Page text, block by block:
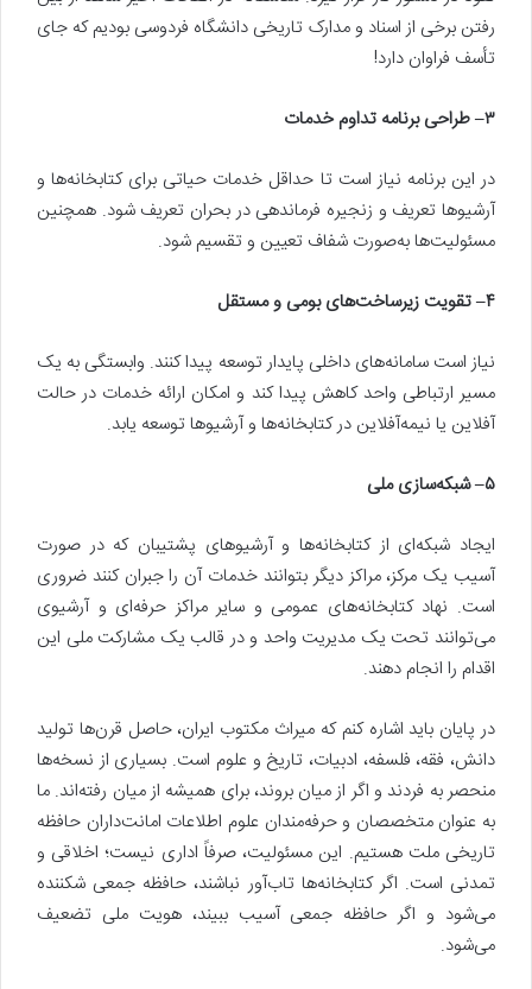
رفتن برخی از اسناد و مدارک تاریخی دانشگاه فردوسی بودیم که جای
تأسف فراوان دارد!
۳–طراحی برنامه تداوم خدمات
در این برنامه نیاز است تا حداقل خدمات حیاتی برای کتابخانه‌ها و
آرشیوها تعریف و زنجیره فرماندهی در بحران تعریف شود. همچنین
مسئولیت‌ها به‌صورت شفاف تعیین و تقسیم شود.
۴–تقویت زیرساخت‌های بومی و مستقل
نیاز است سامانه‌های داخلی پایدار توسعه پیدا کنند. وابستگی به یک
مسیر ارتباطی واحد کاهش پیدا کند و امکان ارائه خدمات در حالت
آفلاین یا نیمه‌آفلاین در کتابخانه‌ها و آرشیوها توسعه یابد.
۵–شبکه‌سازی ملی
ایجاد شبکه‌ای از کتابخانه‌ها و آرشیوهای پشتیبان که در صورت
آسیب یک مرکز، مراکز دیگر بتوانند خدمات آن را جبران کنند ضروری
است. نهاد کتابخانه‌های عمومی و سایر مراکز حرفه‌ای و آرشیوی
می‌توانند تحت یک مدیریت واحد و در قالب یک مشارکت ملی این
اقدام را انجام دهند.
در پایان باید اشاره کنم که میراث مکتوب ایران، حاصل قرن‌ها تولید
دانش، فقه، فلسفه، ادبیات، تاریخ و علوم است. بسیاری از نسخه‌ها
منحصر به فردند و اگر از میان بروند، برای همیشه از میان رفته‌اند. ما
به عنوان متخصصان و حرفه‌مندان علوم اطلاعات امانت‌داران حافظه
تاریخی ملت هستیم. این مسئولیت، صرفاً اداری نیست؛ اخلاقی و
تمدنی است. اگر کتابخانه‌ها تاب‌آور نباشند، حافظه جمعی شکننده
می‌شود و اگر حافظه جمعی آسیب ببیند، هویت ملی تضعیف
می‌شود.